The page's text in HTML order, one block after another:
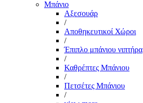
Μπάνιο
Αξεσουάρ
/
Αποθηκευτικοί Χώροι
/
Έπιπλο μπάνιου νιπτήρα
/
Καθρέπτες Μπάνιου
/
Πετσέτες Μπάνιου
/